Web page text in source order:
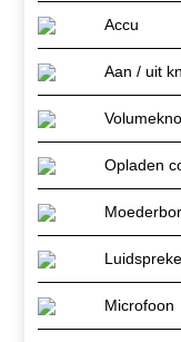
Accu
Aan / uit
Opladen
Microfoon